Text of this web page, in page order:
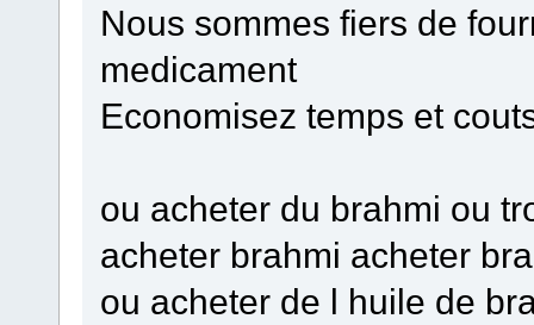
Nous sommes fiers de
medicament
Economisez temps et
ou acheter du brahmi ou
acheter brahmi acheter
ou acheter de l huile de